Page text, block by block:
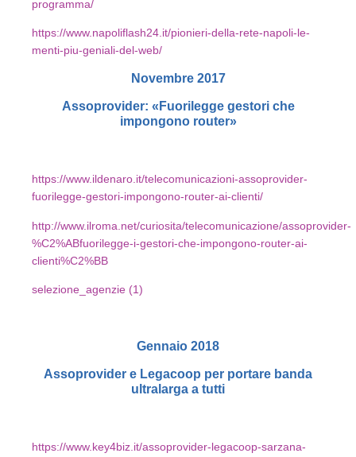
programma/
https://www.napoliflash24.it/pionieri-della-rete-napoli-le-
menti-piu-geniali-del-web/
Novembre 2017
Assoprovider: «Fuorilegge gestori che
impongono router»
https://www.ildenaro.it/telecomunicazioni-assoprovider-
fuorilegge-gestori-impongono-router-ai-clienti/
http://www.ilroma.net/curiosita/telecomunicazione/assoprovider-
%C2%ABfuorilegge-i-gestori-che-impongono-router-ai-
clienti%C2%BB
selezione_agenzie (1)
Gennaio 2018
Assoprovider e Legacoop per portare banda
ultralarga a tutti
https://www.key4biz.it/assoprovider-legacoop-sarzana-